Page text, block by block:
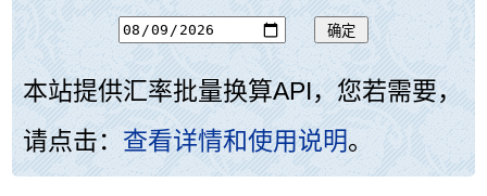
本站提供汇率批量换算API，您若需要，
请点击： 查看详情和使用说明。